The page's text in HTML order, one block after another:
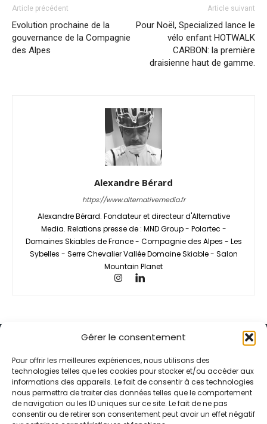
Gérer le consentement
Pour offrir les meilleures expériences, nous utilisons des
technologies telles que les cookies pour stocker et/ou accéder aux
informations des appareils. Le fait de consentir à ces technologies
nous permettra de traiter des données telles que le comportement
de navigation ou les ID uniques sur ce site. Le fait de ne pas
consentir ou de retirer son consentement peut avoir un effet négatif
Article précédent
Evolution prochaine de la
gouvernance de la Compagnie
des Alpes
Article suivant
Pour Noël, Specialized lance le
vélo enfant HOTWALK
CARBON: la première
draisienne haut de gamme.
Alexandre Bérard
https://www.alternativemedia.fr
Alexandre Bérard. Fondateur et directeur d'Alternative
Media. Relations presse de : MND Group - Polartec -
Domaines Skiables de France - Compagnie des Alpes - Les
Sybelles - Serre Chevalier Vallée Domaine Skiable - Salon
Mountain Planet
Alternative Média est une agence de relations presse et de
relations publiques basée à Grenoble. Depuis 1995, elle conçoit et
pilote des stratégies de visibilité en France et à l’international
grâce à un réseau d’agences partenaires.